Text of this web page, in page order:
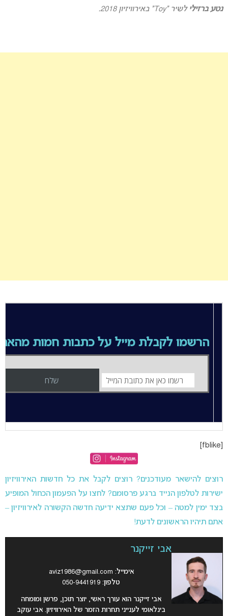
נטע ברזילילשיר “Toy” באירוויזיון 2018.
הרשמו לקבלת מייל על כתבות חמות
רוצים להישאר מעודכנים? רוצים לקבל את כל חדשות האירוויזיון
ישירות לטלפון הנייד ברגע פרסומם? לחצו על הפעמון הכחול המופיע
בצד ימין למטה – וכל פעם שתצא ידיעה חדשה הקשורה לאירוויזיון –
אתם תיהיו הראשונים לדעת!
אבי זייקנר
אימייל: aviz1986@gmail.com
טלפון: 050-9441919
אבי זייקנר הוא עורך ראשי, יוצר תוכן, פרשן ומומחה
בינלאומי לענייני תחרות הזמר של האירוויזיון. אבי עוקב